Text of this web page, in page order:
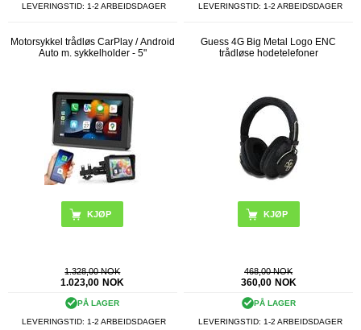
LEVERINGSTID: 1-2 ARBEIDSDAGER LEVERINGSTID: 1-2 ARBEIDSDAGER
Motorsykkel trådløs CarPlay / Android
Auto m. sykkelholder - 5"
1.328,00 NOK
1.023,00 NOK
PÅ LAGER
LEVERINGSTID: 1-2 ARBEIDSDAGER
Guess 4G Big Metal Logo ENC
trådløse hodetelefoner
KJØP
468,00 NOK
360,00 NOK
PÅ LAGER
LEVERINGSTID: 1-2 ARBEIDSDAGER